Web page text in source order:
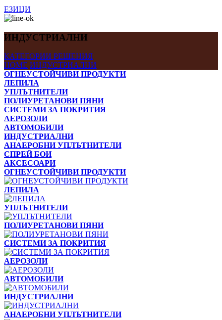
ЕЗИЦИ
ИНДУСТРИАЛНИ
КАТЕГОРИИ РЕШЕНИЯ
HOME ИНДУСТРИАЛНИ
ОГНЕУСТОЙЧИВИ ПРОДУКТИ
ЛЕПИЛА
УПЛЪТНИТЕЛИ
ПОЛИУРЕТАНОВИ ПЯНИ
СИСТЕМИ ЗА ПОКРИТИЯ
АЕРОЗОЛИ
АВТОМОБИЛИ
ИНДУСТРИАЛНИ
АНАЕРОБНИ УПЛЪТНИТЕЛИ
СПРЕЙ БОИ
АКСЕСОАРИ
ОГНЕУСТОЙЧИВИ ПРОДУКТИ
ЛЕПИЛА
УПЛЪТНИТЕЛИ
ПОЛИУРЕТАНОВИ ПЯНИ
СИСТЕМИ ЗА ПОКРИТИЯ
АЕРОЗОЛИ
АВТОМОБИЛИ
ИНДУСТРИАЛНИ
АНАЕРОБНИ УПЛЪТНИТЕЛИ